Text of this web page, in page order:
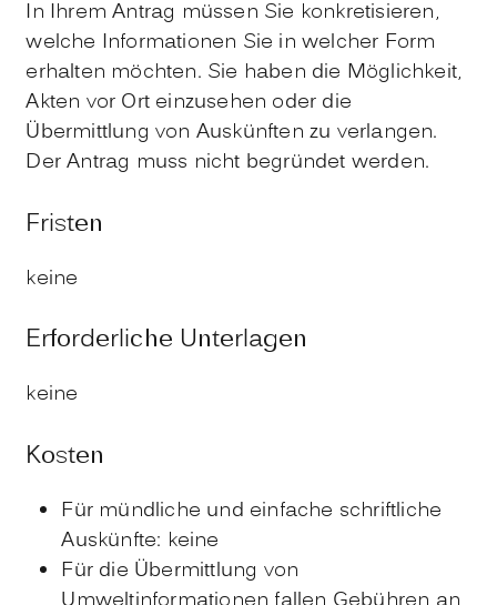
In Ihrem Antrag müssen Sie konkretisieren,
welche Informationen Sie in welcher Form
erhalten möchten. Sie haben die Möglichkeit,
Akten vor Ort einzusehen oder die
Übermittlung von Auskünften zu verlangen.
Der Antrag muss nicht begründet werden.
Fristen
keine
Erforderliche Unterlagen
keine
Kosten
Für mündliche und einfache schriftliche
Auskünfte: keine
Für die Übermittlung von